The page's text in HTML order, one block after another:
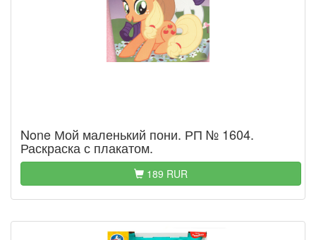
None Мой маленький пони. РП № 1604.
Раскраска с плакатом.
189 RUR